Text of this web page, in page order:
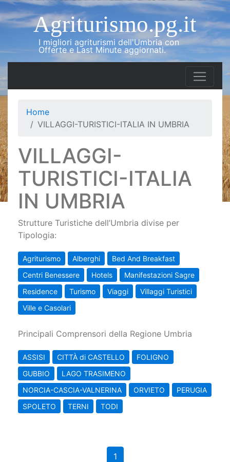
Agriturismo.pg.it
I migliori agriturismi dell'Umbria con
Offerte e Last Minute aggiornati.
Home
VILLAGGI-TURISTICI-ITALIA IN UMBRIA
VILLAGGI-
TURISTICI-ITALIA
IN UMBRIA
Strutture Turistiche dell’Umbria divise per
Tipologia:
Agriturismo Alberghi
Bed And Breakfast
Centri Benessere
Hotels
Manifestazioni Sagre
Residence
Turismo Viaggi
Villaggi Turistici
Ville e Casolari
Principali Comprensori della Regione Umbria
ASSISI CITTÀ di CASTELLO
FOLIGNO
GUBBIO
LAGO TRASIMENO
NORCIA-CASCIA-VALNERINA
ORVIETO
PERUGIA
SPOLETO
TERNI TODI
1